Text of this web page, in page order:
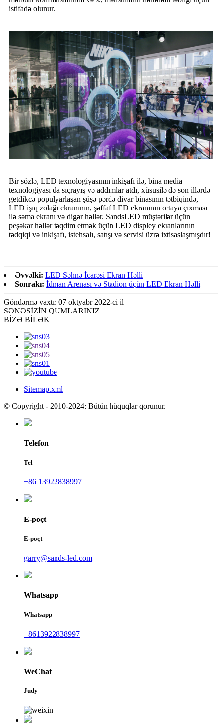
istifadə olunur.
Bir sözlə, LED texnologiyasının inkişafı ilə, bina media
texnologiyası da sıçrayış və addımlar atdı, xüsusilə də son illərdə
getdikcə populyarlaşan şüşə pərdə divar binasının tətbiqində,
LED işıq zolağı ekranının, şəffaf LED ekranının ortaya çıxması
ilə səma ekranı və digər həllər. SandsLED müştərilər üçün
peşəkar həllər təqdim etmək üçün LED displey ekranlarının
tədqiqi və inkişafı, istehsalı, satışı və servisi üzrə ixtisaslaşmışdır!
Əvvəlki: LED Səhnə İcarəsi Ekran Həlli
Sonrakı: İdman Arenası və Stadion üçün LED Ekran Həlli
Göndərmə vaxtı: 07 oktyabr 2022-ci il
SƏNƏSİZİN QUMLARINIZ
BİZƏ BİLƏK
Sitemap.xml
© Copyright - 2010-2024: Bütün hüquqlar qorunur.
Telefon
Tel
+86 13922838997
E-poçt
E-poçt
garry@sands-led.com
Whatsapp
Whatsapp
+8613922838997
WeChat
Judy